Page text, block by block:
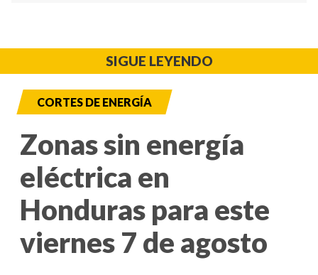
SIGUE LEYENDO
CORTES DE ENERGÍA
Zonas sin energía
eléctrica en
Honduras para este
viernes 7 de agosto